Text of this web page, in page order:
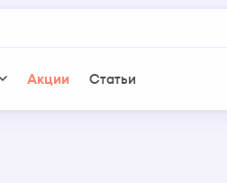
Акции Статьи